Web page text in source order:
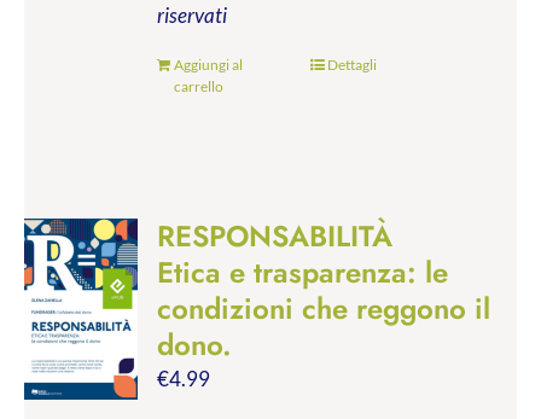
riservati
Aggiungi al
carrello
Dettagli
RESPONSABILITÀ
Etica e trasparenza: le
condizioni che reggono il
dono.
€4.99